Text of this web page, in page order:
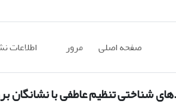
صفحه اصلی مرور اطلاعات
شناختی تنظیم عاطفی با